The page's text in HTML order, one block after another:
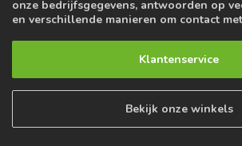
onze bedrijfsgegevens, antwoorden op
en verschillende manieren om contact
Klantenservice
Bekijk onze winkels